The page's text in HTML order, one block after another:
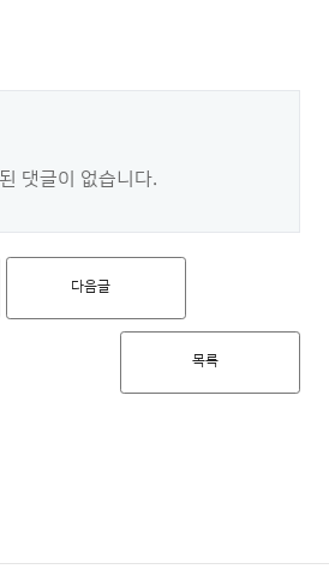
댓글이 없습니다.
다음글
목록